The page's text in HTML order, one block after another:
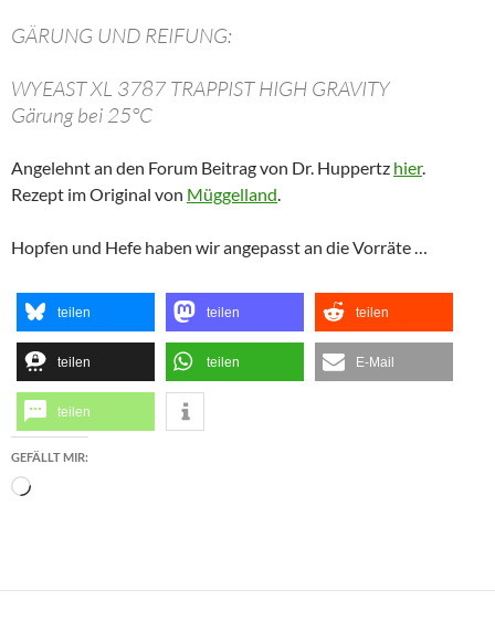
GÄRUNG UND REIFUNG:
WYEAST XL 3787 TRAPPIST HIGH GRAVITY
Gärung bei 25°C
Angelehnt an den Forum Beitrag von Dr. Huppertz hier.
Rezept im Original von Müggelland.
Hopfen und Hefe haben wir angepasst an die Vorräte …
teilen teilen teilen
teilen teilen E-Mail
teilen
GEFÄLLT MIR:
Wird